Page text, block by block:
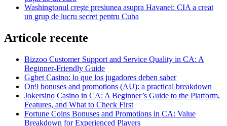
Washingtonul creşte presiunea asupra Havanei: CIA a creat
un grup de lucru secret pentru Cuba
Articole recente
Bizzoo Customer Support and Service Quality in CA: A
Beginner-Friendly Guide
Ggbet Casino: lo que los jugadores deben saber
On9 bonuses and promotions (AU): a practical breakdown
Jokersino Casino in CA: A Beginner’s Guide to the Platform,
Features, and What to Check First
Fortune Coins Bonuses and Promotions in CA: Value
Breakdown for Experienced Players